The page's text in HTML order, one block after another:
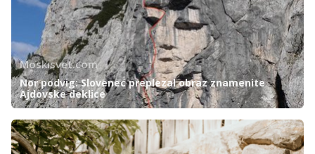
Moskisvet.com
Nor podvig: Slovenec preplezal obraz znamenite
Ajdovske deklice